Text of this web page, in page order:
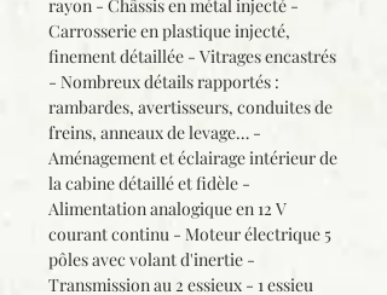
rayon - Châssis en métal injecté -
Carrosserie en plastique injecté,
finement détaillée - Vitrages encastrés
- Nombreux détails rapportés :
rambardes, avertisseurs, conduites de
freins, anneaux de levage… -
Aménagement et éclairage intérieur de
la cabine détaillé et fidèle -
Alimentation analogique en 12 V
courant continu - Moteur électrique 5
pôles avec volant d'inertie -
Transmission au 2 essieux - 1 essieu